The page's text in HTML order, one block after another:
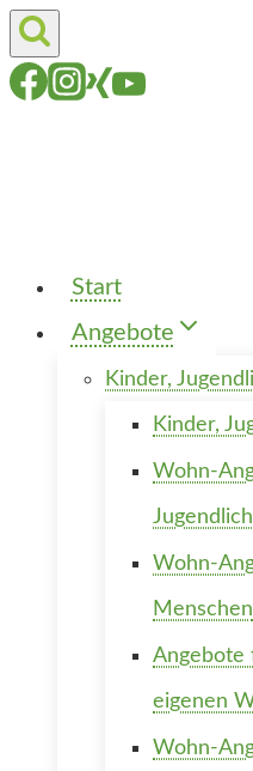
Zum
Inhalt
Start
Angebote
Kinder,
Kinder,
Wohn-
Wohn-
Menschen
Angebote
eigenen
Wohn-